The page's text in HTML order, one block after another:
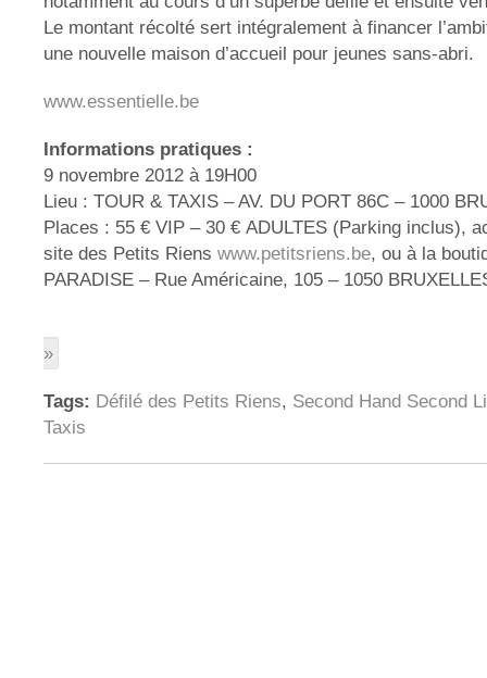
Le montant récolté sert intégralement à financer
une nouvelle maison d’accueil pour jeunes sans-abri.
www.essentielle.be
Informations pratiques :
9 novembre 2012 à 19H00
Lieu : TOUR & TAXIS – AV. DU PORT 86C – 1000
Places : 55 € VIP – 30 € ADULTES (Parking inclus),
site des Petits Riens www.petitsriens.be, ou à la
PARADISE – Rue Américaine, 105 – 1050
»
Tags: Défilé des Petits Riens, Second Hand Second
Taxis